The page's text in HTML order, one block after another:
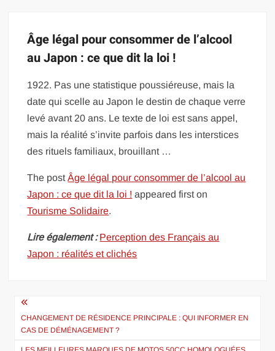
Âge légal pour consommer de l’alcool
au Japon : ce que dit la loi !
1922. Pas une statistique poussiéreuse, mais la
date qui scelle au Japon le destin de chaque verre
levé avant 20 ans. Le texte de loi est sans appel,
mais la réalité s’invite parfois dans les interstices
des rituels familiaux, brouillant …
The postÂge légal pour consommer de l’alcool au
Japon : ce que dit la loi ! appeared first on
Tourisme Solidaire.
Lire également : Perception des Français au
Japon : réalités et clichés
Navigation
de
l’article
CHANGEMENT DE RÉSIDENCE PRINCIPALE : QUI INFORMER EN
CAS DE DÉMÉNAGEMENT ?